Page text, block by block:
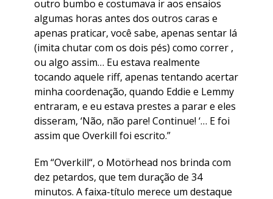
outro bumbo e costumava ir aos ensaios
algumas horas antes dos outros caras e
apenas praticar, você sabe, apenas sentar lá
(imita chutar com os dois pés) como correr ,
ou algo assim… Eu estava realmente
tocando aquele riff, apenas tentando acertar
minha coordenação, quando Eddie e Lemmy
entraram, e eu estava prestes a parar e eles
disseram, ‘Não, não pare! Continue! ‘… E foi
assim que Overkill foi escrito.”
Em “Overkill“, o Motörhead nos brinda com
dez petardos, que tem duração de 34
minutos. A faixa-título merece um destaque